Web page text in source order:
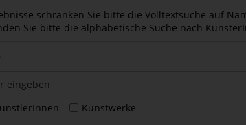
schränken Sie bitte die Volltextsuche auf
Sie bitte die alphabetische Suche nach
Kunstwerke